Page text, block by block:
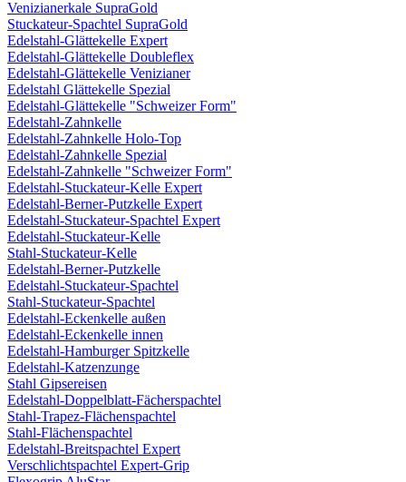
Venizianerkale SupraGold
Stuckateur-Spachtel SupraGold
Edelstahl-Glättekelle Expert
Edelstahl-Glättekelle Doubleflex
Edelstahl-Glättekelle Venizianer
Edelstahl Glättekelle Spezial
Edelstahl-Glättekelle "Schweizer Form"
Edelstahl-Zahnkelle
Edelstahl-Zahnkelle Holo-Top
Edelstahl-Zahnkelle Spezial
Edelstahl-Zahnkelle "Schweizer Form"
Edelstahl-Stuckateur-Kelle Expert
Edelstahl-Berner-Putzkelle Expert
Edelstahl-Stuckateur-Spachtel Expert
Edelstahl-Stuckateur-Kelle
Stahl-Stuckateur-Kelle
Edelstahl-Berner-Putzkelle
Edelstahl-Stuckateur-Spachtel
Stahl-Stuckateur-Spachtel
Edelstahl-Eckenkelle außen
Edelstahl-Eckenkelle innen
Edelstahl-Hamburger Spitzkelle
Edelstahl-Katzenzunge
Stahl Gipsereisen
Edelstahl-Doppelblatt-Fächerspachtel
Stahl-Trapez-Flächenspachtel
Stahl-Flächenspachtel
Edelstahl-Breitspachtel Expert
Verschlichtspachtel Expert-Grip